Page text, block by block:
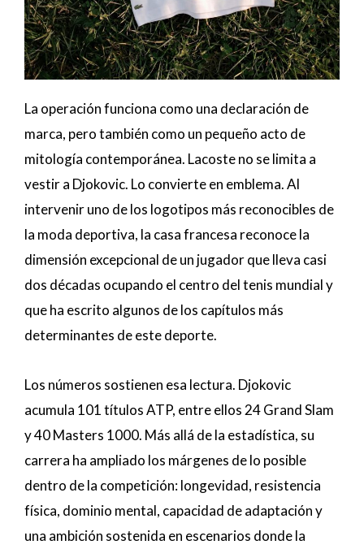
La operación funciona como una declaración de
marca, pero también como un pequeño acto de
mitología contemporánea. Lacoste no se limita a
vestir a Djokovic. Lo convierte en emblema. Al
intervenir uno de los logotipos más reconocibles de
la moda deportiva, la casa francesa reconoce la
dimensión excepcional de un jugador que lleva casi
dos décadas ocupando el centro del tenis mundial y
que ha escrito algunos de los capítulos más
determinantes de este deporte.
Los números sostienen esa lectura. Djokovic
acumula 101 títulos ATP, entre ellos 24 Grand Slam
y 40 Masters 1000. Más allá de la estadística, su
carrera ha ampliado los márgenes de lo posible
dentro de la competición: longevidad, resistencia
física, dominio mental, capacidad de adaptación y
una ambición sostenida en escenarios donde la